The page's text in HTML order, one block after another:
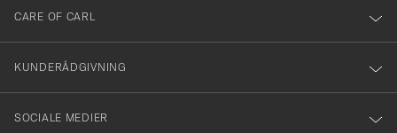
till
vårt
nyhetsbrev!
CARE OF CARL
KUNDERÅDGIVNING
SOCIALE MEDIER